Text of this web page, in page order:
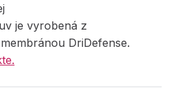
je vyrobená z
DriDefense.